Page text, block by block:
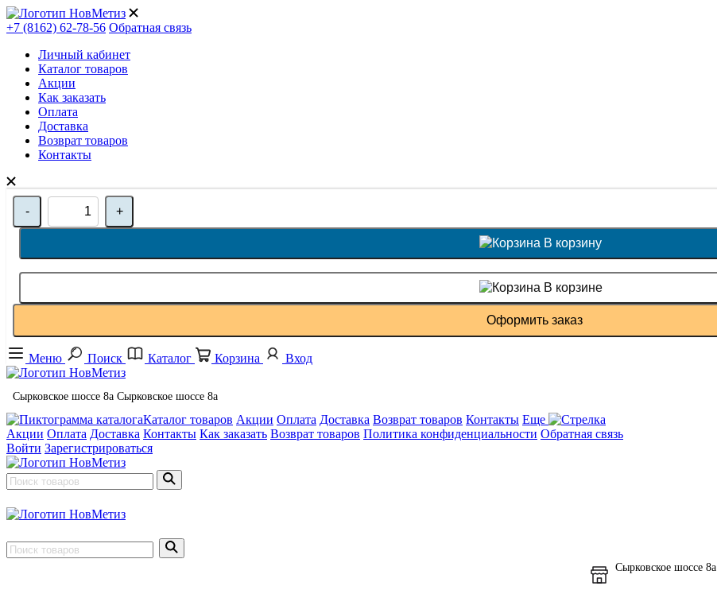
+7 (8162) 62-78-56 Обратная связь
Личный кабинет
Каталог товаров
Акции
Как заказать
Оплата
Доставка
Возврат товаров
Контакты
- +
В корзину
В корзине
Оформить заказ
Меню Поиск Каталог Корзина Вход
Сырковское шоссе 8а Сырковское шоссе 8а
Каталог товаров Акции Оплата Доставка Возврат товаров Контакты Еще
Акции Оплата Доставка Контакты Как заказать Возврат товаров Политика конфиденциальности Обратная связь
Войти Зарегистрироваться
Сырковское шоссе 8а